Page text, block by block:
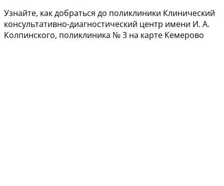
Узнайте, как добраться до поликлиники Клинический
консультативно-диагностический центр имени И. А.
Колпинского, поликлиника № 3 на карте Кемерово